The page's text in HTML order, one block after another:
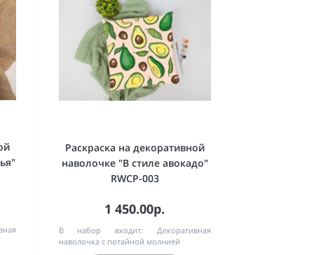
Раскраска на декоративной
наволочке "В стиле авокадо"
RWCP-003
1 450.00р.
В набор входит:
Декоративная
наволочка с потайной молнией